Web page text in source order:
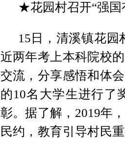
★花园村召开“强国
15日，清溪镇花园
近两年考上本科院校
交流，分享感悟和体
的10名大学生进行了
彰。据了解，2019年
民约，教育引导村民